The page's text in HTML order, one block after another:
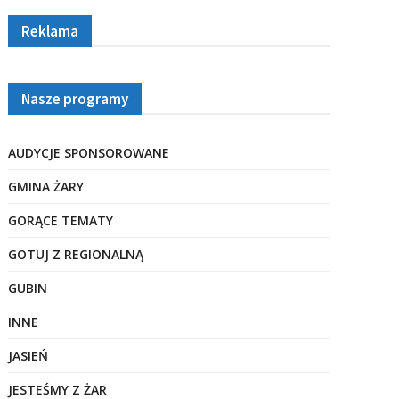
Reklama
Nasze programy
AUDYCJE SPONSOROWANE
GMINA ŻARY
GORĄCE TEMATY
GOTUJ Z REGIONALNĄ
GUBIN
INNE
JASIEŃ
JESTEŚMY Z ŻAR